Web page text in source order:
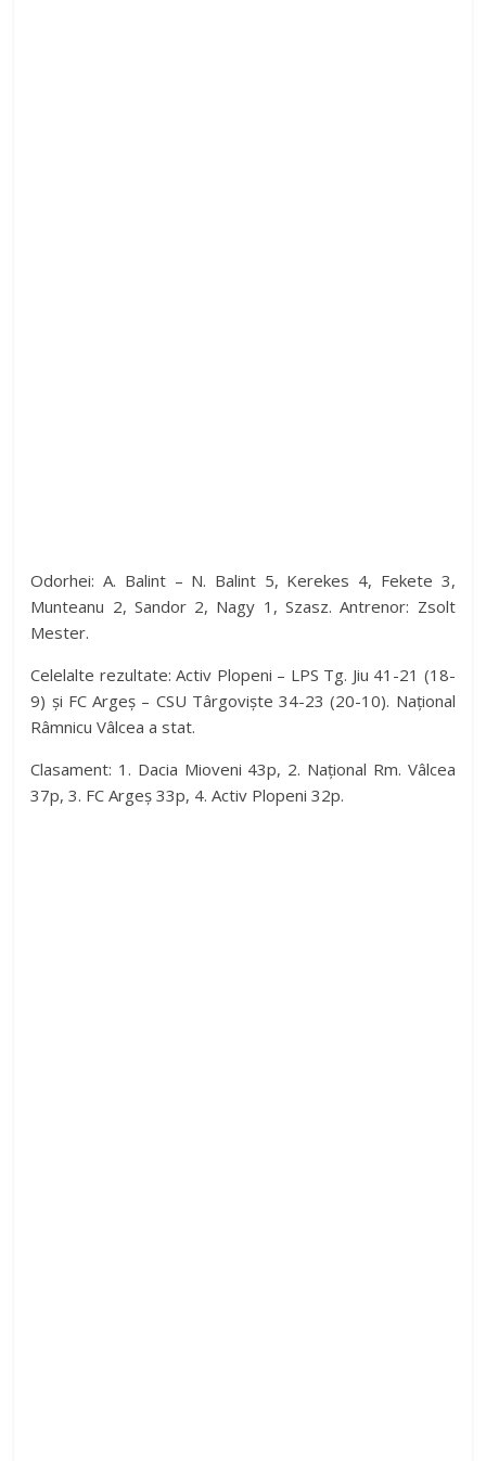
Odorhei: A. Balint – N. Balint 5, Kerekes 4, Fekete 3,
Munteanu 2, Sandor 2, Nagy 1, Szasz. Antrenor: Zsolt
Mester.
Celelalte rezultate: Activ Plopeni – LPS Tg. Jiu 41-21 (18-
9) și FC Argeș – CSU Târgoviște 34-23 (20-10). Național
Râmnicu Vâlcea a stat.
Clasament: 1. Dacia Mioveni 43p, 2. Național Rm. Vâlcea
37p, 3. FC Argeș 33p, 4. Activ Plopeni 32p.